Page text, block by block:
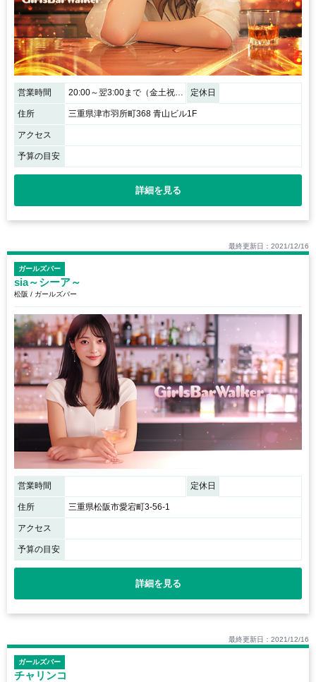
営業時間 20:00～翌3:00まで（金土祝前日は翌5:00まで） 定休日
住所 三重県津市羽所町368 青山ビル1F
アクセス
予算の目安
詳細を見る
最終更新日：2021/12/16
ガールズバー
sia～シーア～
松阪 / ガールズバー
営業時間 定休日
住所 三重県松阪市愛宕町3‐56‐1
アクセス
予算の目安
詳細を見る
最終更新日：2021/12/16
ガールズバー
チャリンコ